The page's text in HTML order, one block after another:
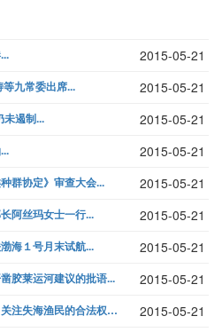
2015-05-21
九常委出席... 2015-05-21
未遏制... 2015-05-21
2015-05-21
群协定》审查大会... 2015-05-21
阿丝玛女士一行... 2015-05-21
海１号月末试航... 2015-05-21
胶莱运河建议的批语... 2015-05-21
《福建省海域使用管理条例》关注失海渔民的合法权益... 2015-05-21